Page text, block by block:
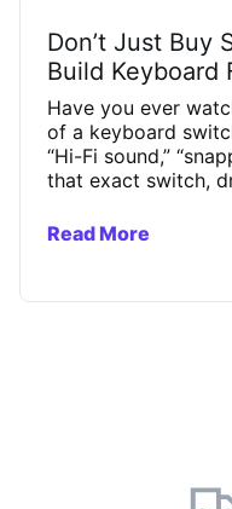
Don’t Just Buy
Build Keyboard
Have you ever
of a keyboard
“Hi-Fi sound,”
that exact switch,
Read More